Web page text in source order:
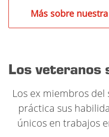
Más sobre
Los veteranos
Los ex miembros
práctica sus
únicos en trabajos